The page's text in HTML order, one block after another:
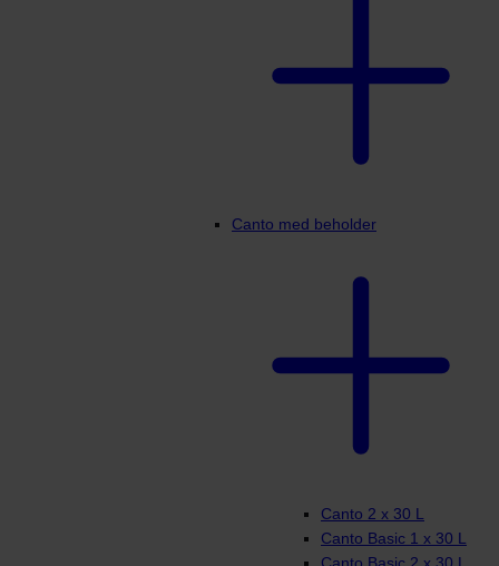
Canto med beholder
Canto 2 x 30 L
Canto Basic 1 x 30 L